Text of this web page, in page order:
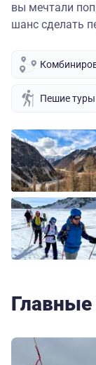
вы мечтали
шанс сделать
Пешие туры
Главные